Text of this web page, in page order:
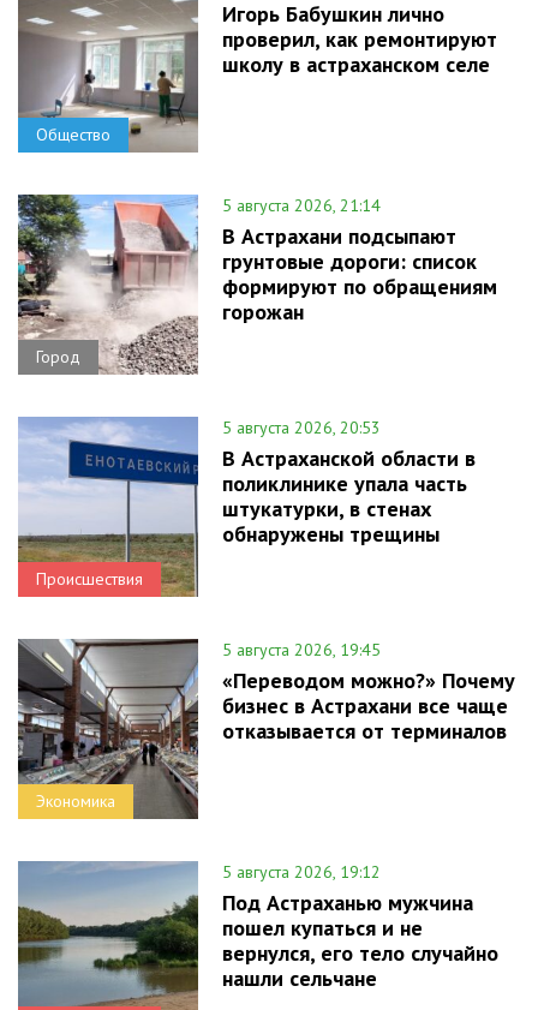
Общество
Игорь Бабушкин лично
проверил, как ремонтируют
школу в астраханском селе
Город
5 августа 2026, 21:14
В Астрахани подсыпают
грунтовые дороги: список
формируют по обращениям
горожан
Происшествия
5 августа 2026, 20:53
В Астраханской области в
поликлинике упала часть
штукатурки, в стенах
обнаружены трещины
Экономика
5 августа 2026, 19:45
«Переводом можно?» Почему
бизнес в Астрахани все чаще
отказывается от терминалов
5 августа 2026, 19:12
Под Астраханью мужчина
пошел купаться и не
вернулся, его тело случайно
нашли сельчане